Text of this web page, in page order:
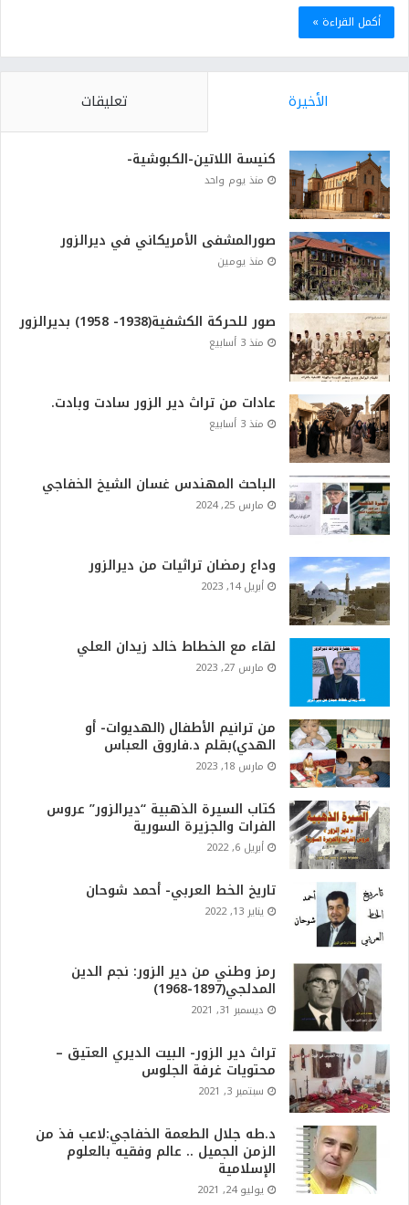
أكمل القراءة »
الأخيرة تعليقات
كنيسة اللاتين-الكبوشية-
منذ يوم واحد
صورالمشفى الأمريكاني في ديرالزور
منذ يومين
صور للحركة الكشفية(1938- 1958) بديرالزور
منذ 3 أسابيع
عادات من تراث دير الزور سادت وبادت.
منذ 3 أسابيع
الباحث المهندس غسان الشيخ الخفاجي
مارس 25, 2024
وداع رمضان تراثيات من ديرالزور
أبريل 14, 2023
لقاء مع الخطاط خالد زيدان العلي
مارس 27, 2023
من ترانيم الأطفال (الهديوات- أو
الهدي)بقلم د.فاروق العباس
مارس 18, 2023
كتاب السيرة الذهبية “ديرالزور” عروس
الفرات والجزيرة السورية
أبريل 6, 2022
تاريخ الخط العربي- أحمد شوحان
يناير 13, 2022
رمز وطني من دير الزور: نجم الدين
المدلجي(1897-1968)
ديسمبر 31, 2021
تراث دير الزور- البيت الديري العتيق –
محتويات غرفة الجلوس
سبتمبر 3, 2021
د.طه جلال الطعمة الخفاجي:لاعب فذ من
الزمن الجميل .. عالم وفقيه بالعلوم
الإسلامية
يوليو 24, 2021